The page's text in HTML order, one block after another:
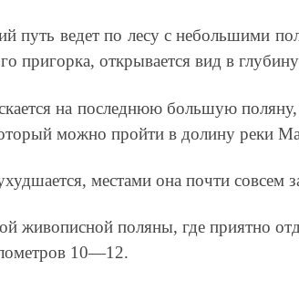
путь ведет по лесу с небольшими
пригорка, открывается вид в
на последнюю большую
можно пройти в долину реки
местами она почти совсем
живописной поляны, где приятно
10—12.